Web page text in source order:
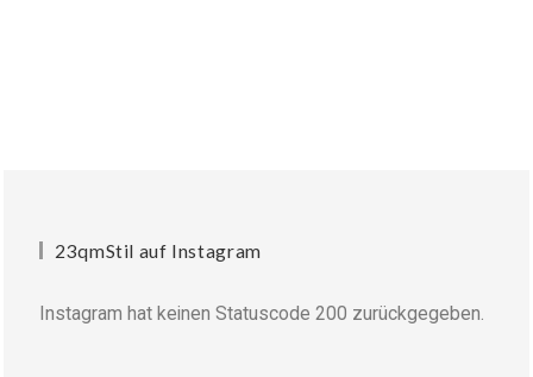
23qmStil auf Instagram
Instagram hat keinen Statuscode 200 zurückgegeben.